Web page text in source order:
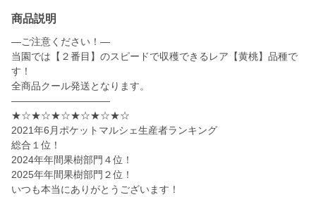
商品説明
—ご注意ください！—
当園では【２番目】のスピードで収穫できるレア【黄桃】品種で
す！
全商品クール発送となります。
——————————
★☆★☆★☆★☆★☆★☆
2021年6月ポケットマルシェ生産者ランキング
総合１位！
2024年年間果樹部門４位！
2025年年間果樹部門２位！
いつも本当にありがとうございます！